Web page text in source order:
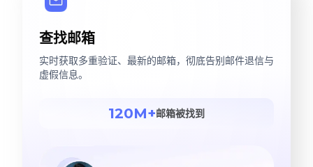
查找邮箱
实时获取多重验证、最新的邮箱，彻底告别邮件退信与
虚假信息。
120M+邮箱被找到